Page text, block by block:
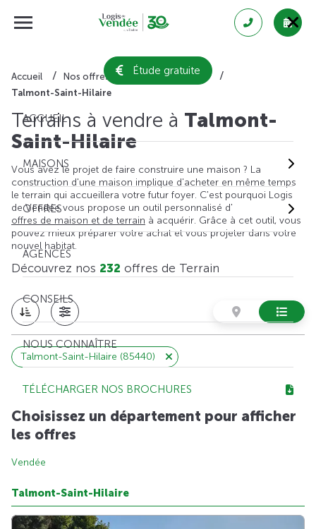
Étude gratuite
ACCUEIL
MAISONS
OFFRES
AGENCES
CONSEILS
NOUS CONNAÎTRE
TÉLÉCHARGER NOS BROCHURES
Accueil Nos offres de terrain
Vendée
Talmont-Saint-Hilaire
Terrains à vendre à Talmont-
Saint-Hilaire
Vous avez le projet de faire construire une maison ? La
construction d'une maison implique d'acheter en même temps
le terrain qui accueillera votre futur foyer. C'est pourquoi Logis
de Vendée vous propose un outil personnalisé d'
offres de maison et de terrain à acquérir. Grâce à cet outil, vous
pouvez mieux préparer votre achat et vous projeter dans votre
nouvel habitat.
Découvrez nos 232 offres de Terrain
Talmont-Saint-Hilaire (85440)
Choisissez un département pour afficher
les offres
Vendée
Talmont-Saint-Hilaire